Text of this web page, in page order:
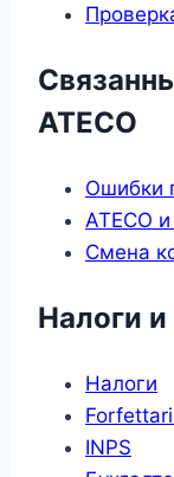
ATECO
Ошибки
ATECO
Смена
Налоги
Налоги
INPS